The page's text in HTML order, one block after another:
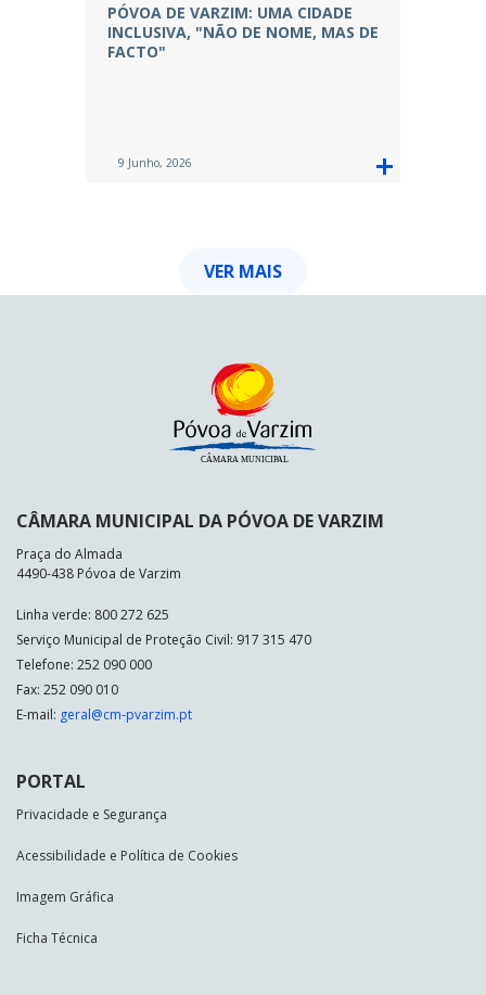
PÓVOA DE VARZIM: UMA CIDADE
INCLUSIVA, "NÃO DE NOME, MAS DE
FACTO"
9 Junho, 2026
VER MAIS
CÂMARA MUNICIPAL DA PÓVOA DE VARZIM
Praça do Almada
4490-438 Póvoa de Varzim
Linha verde: 800 272 625
Serviço Municipal de Proteção Civil: 917 315 470
Telefone: 252 090 000
Fax: 252 090 010
E-mail: geral@cm-pvarzim.pt
PORTAL
Privacidade e Segurança
Acessibilidade e Política de Cookies
Imagem Gráfica
Ficha Técnica